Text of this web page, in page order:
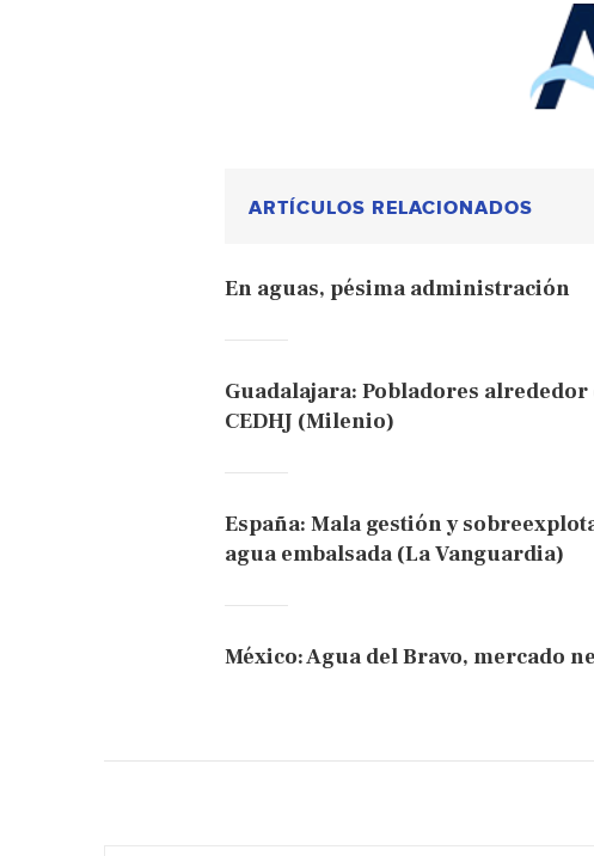
ARTÍCULOS RELACIONADOS
En aguas, pésima administración
Guadalajara: Pobladores
CEDHJ (Milenio)
España: Mala gestión y
agua embalsada (La Vanguardia)
México: Agua del Bravo, mercado